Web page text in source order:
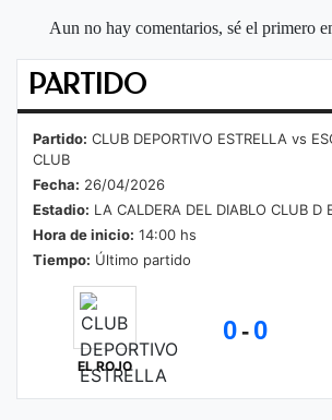
Aun no hay comentarios, sé el primero
PARTIDO
Partido: CLUB DEPORTIVO ESTRELLA vs
CLUB
Fecha: 26/04/2026
Estadio: LA CALDERA DEL DIABLO CLUB D
Hora de inicio: 14:00 hs
Tiempo: Último partido
EL ROJO
0- 0